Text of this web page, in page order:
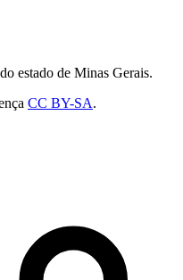
estado de Minas Gerais.
CC BY-SA.